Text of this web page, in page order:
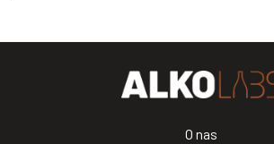
O nas